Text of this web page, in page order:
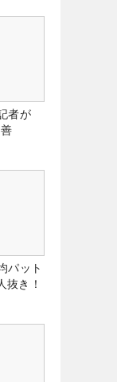
者が
パット
抜き！